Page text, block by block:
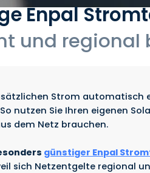
Enpal
und regional
Strom automatisch
nutzen Sie Ihren eigenen
dem Netz brauchen.
günstiger Enpal
sich Netzentgelte regional